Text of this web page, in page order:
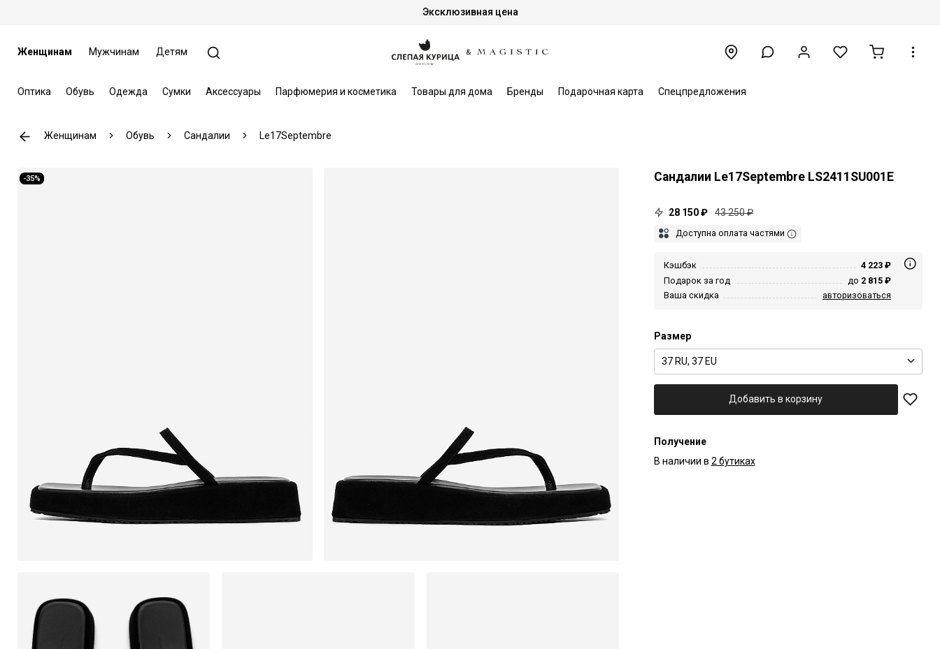
Эксклюзивная цена
Женщинам Мужчинам Детям
Оптика Обувь Одежда Сумки Аксессуары Парфюмерия и косметика Товары для дома Бренды Подарочная карта Спецпредложения
Женщинам Обувь Сандалии Le17Septembre
-35% Сандалии Le17Septembre LS2411SU001E
28 150 ₽ 43 250 ₽
Доступна оплата частями
Кэшбэк
4 223 ₽
Подарок за год
до 2 815 ₽
Ваша скидка
авторизоваться
Размер
37 RU, 37 EU
Добавить в корзину
Получение
В наличии в 2 бутиках